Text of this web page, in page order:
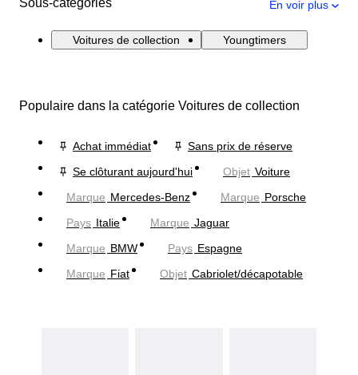
En voir plus
Voitures de collection Youngtimers
Populaire dans la catégorie Voitures de collection
Achat immédiat
Sans prix de réserve
Se clôturant aujourd'hui
Objet Voiture
Marque Mercedes-Benz Marque Porsche
Pays Italie Marque Jaguar
Marque BMW Pays Espagne
Marque Fiat Objet Cabriolet/décapotable